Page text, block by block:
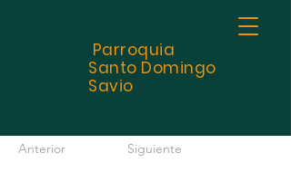
Parroquia
Santo Domingo
Savio
Anterior
Siguiente